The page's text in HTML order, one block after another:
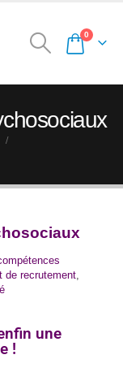
0
de recrutement,
une
!